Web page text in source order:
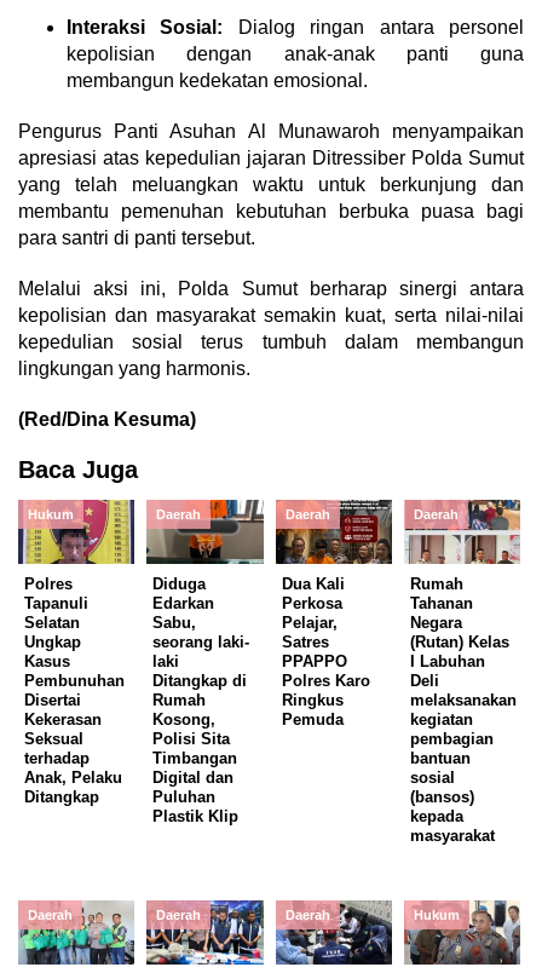
Interaksi Sosial: Dialog ringan antara personel
kepolisian dengan anak-anak panti guna
membangun kedekatan emosional.
Pengurus Panti Asuhan Al Munawaroh menyampaikan
apresiasi atas kepedulian jajaran Ditressiber Polda Sumut
yang telah meluangkan waktu untuk berkunjung dan
membantu pemenuhan kebutuhan berbuka puasa bagi
para santri di panti tersebut.
Melalui aksi ini, Polda Sumut berharap sinergi antara
kepolisian dan masyarakat semakin kuat, serta nilai-nilai
kepedulian sosial terus tumbuh dalam membangun
lingkungan yang harmonis.
(Red/Dina Kesuma)
Baca Juga
Hukum
Polres
Tapanuli
Selatan
Ungkap
Kasus
Pembunuhan
Disertai
Kekerasan
Seksual
terhadap
Anak, Pelaku
Ditangkap
Daerah
Diduga
Edarkan
Sabu,
seorang laki-
laki
Ditangkap di
Rumah
Kosong,
Polisi Sita
Timbangan
Digital dan
Puluhan
Plastik Klip
Daerah
Dua Kali
Perkosa
Pelajar,
Satres
PPAPPO
Polres Karo
Ringkus
Pemuda
Daerah
Rumah
Tahanan
Negara
(Rutan) Kelas
I Labuhan
Deli
melaksanakan
kegiatan
pembagian
bantuan
sosial
(bansos)
kepada
masyarakat
Daerah Daerah Daerah Hukum